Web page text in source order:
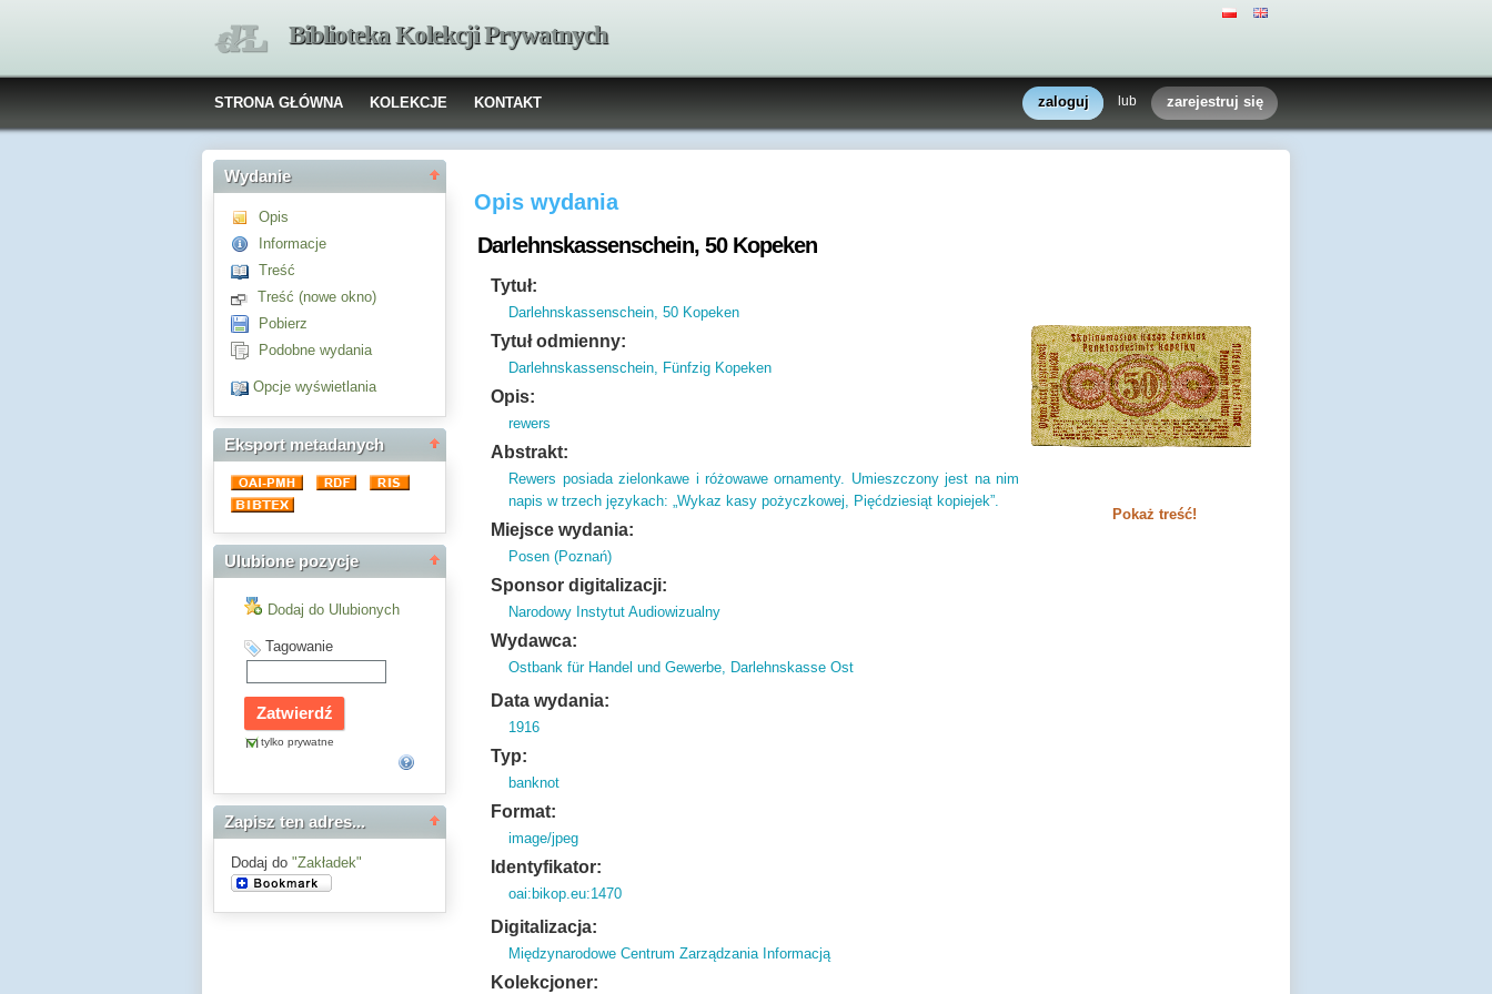
Biblioteka Kolekcji Prywatnych
STRONA GŁÓWNA KOLEKCJE KONTAKT zaloguj lub zarejestruj się
Wydanie
Opis
Informacje
Treść
Treść (nowe okno)
Pobierz
Podobne wydania
Opcje wyświetlania
Eksport metadanych
Ulubione pozycje
Dodaj do Ulubionych
Tagowanie
tylko prywatne
Zapisz ten adres...
Dodaj do "Zakładek"
Opis wydania
Darlehnskassenschein, 50 Kopeken
Pokaż treść!
Tytuł:
Darlehnskassenschein, 50 Kopeken
Tytuł odmienny:
Darlehnskassenschein, Fünfzig Kopeken
Opis:
rewers
Abstrakt:
Rewers posiada zielonkawe i różowawe ornamenty. Umieszczony jest na nim
napis w trzech językach: „Wykaz kasy pożyczkowej, Pięćdziesiąt kopiejek”.
Miejsce wydania:
Posen (Poznań)
Sponsor digitalizacji:
Narodowy Instytut Audiowizualny
Wydawca:
Ostbank für Handel und Gewerbe, Darlehnskasse Ost
Data wydania:
1916
Typ:
banknot
Format:
image/jpeg
Identyfikator:
oai:bikop.eu:1470
Digitalizacja:
Międzynarodowe Centrum Zarządzania Informacją
Kolekcjoner: